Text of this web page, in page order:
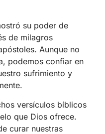
su poder de
de milagros
Aunque no
podemos confiar en
sufrimiento y
versículos bíblicos
que Dios ofrece.
curar nuestras